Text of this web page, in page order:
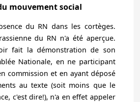
mouvement social
du RN dans les cortèges.
du RN n'a été aperçue.
fait la démonstration de son
Nationale, en ne participant
commission et en ayant déposé
au texte (soit moins que le
c'est dire!), n'a en effet appeler